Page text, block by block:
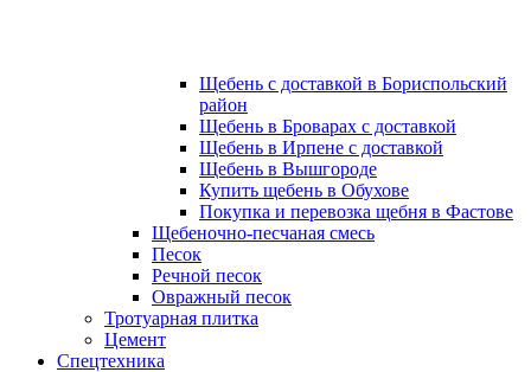
Щебень с доставкой в Бориспольский
район
Щебень в Броварах с доставкой
Щебень в Ирпене с доставкой
Щебень в Вышгороде
Купить щебень в Обухове
Покупка и перевозка щебня в Фастове
Щебеночно-песчаная смесь
Песок
Речной песок
Овражный песок
Тротуарная плитка
Цемент
Спецтехника